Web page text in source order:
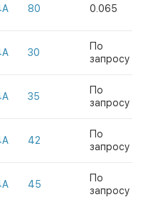
80 0.065
30
По
запросу
35
По
запросу
42
По
запросу
45
По
запросу